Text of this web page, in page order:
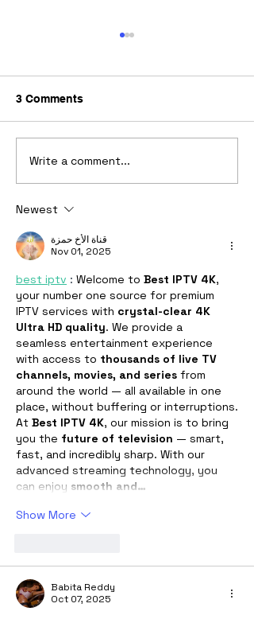
JFIN Chain ขยายการใช้
งานบล็อกเชน ยกระดับ
ความปลอดภัย จับมือ
Kryptodian ผู้ให้บริการรับ
ฝากสินทรัพย์ดิจิทัล ในแบบ
Digital Asset Custodian
จากฮ่องกง
3 Comments
Write a comment...
Newest
قناة الأخ حمزة
Nov 01, 2025
best iptv : Welcome to Best IPTV 4K,
your number one source for premium
IPTV services with crystal-clear 4K
Ultra HD quality. We provide a
seamless entertainment experience
with access to thousands of live TV
channels, movies, and series from
around the world — all available in one
place, without buffering or interruptions.
At Best IPTV 4K, our mission is to bring
you the future of television — smart,
fast, and incredibly sharp. With our
advanced streaming technology, you
can enjoy smooth and…
Show More
Babita Reddy
Oct 07, 2025